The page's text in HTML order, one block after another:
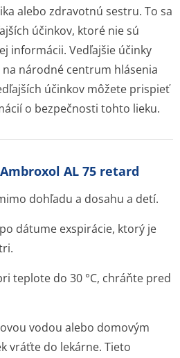
alebo zdravotnú sestru. To sa
účinkov, ktoré nie sú
informácii. Vedľajšie účinky
národné centrum hlásenia
účinkov môžete prispieť
o bezpečnosti tohto lieku.
AL 75 retard
dohľadu a dosahu a detí.
dátume exspirácie, ktorý je
teplote do 30 °C, chráňte pred
vodou alebo domovým
vráťte do lekárne. Tieto